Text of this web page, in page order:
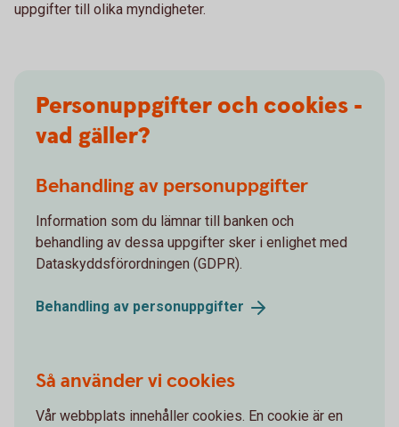
uppgifter till olika myndigheter.
Personuppgifter och cookies -
vad gäller?
Behandling av personuppgifter
Information som du lämnar till banken och
behandling av dessa uppgifter sker i enlighet med
Dataskyddsförordningen (GDPR).
Behandling av personuppgifter
Så använder vi cookies
Vår webbplats innehåller cookies. En cookie är en